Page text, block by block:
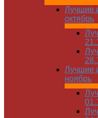
Лучшие
октябрь
Лучшие
ноябрь